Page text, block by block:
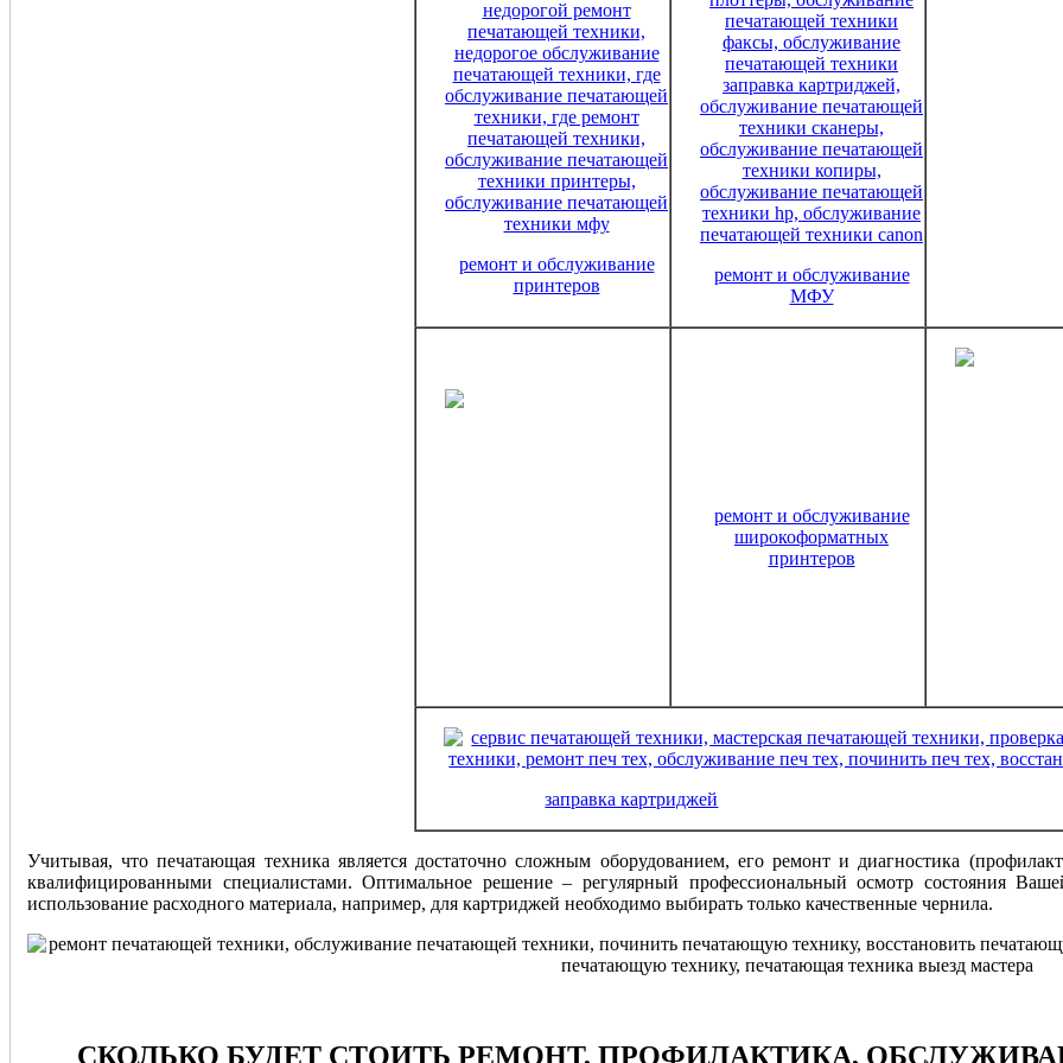
ремонт и обслуживание
принтеров
ремонт и обслуживание
МФУ
ремонт и обслуживание
широкоформатных
принтеров
заправка картриджей
Учитывая, что печатающая техника является достаточно сложным оборудованием, его ремонт и диагностика
квалифицированными специалистами. Оптимальное решение – регулярный профессиональный осмотр состояния
использование расходного материала, например, для картриджей необходимо выбирать только качественные чернила.
СКОЛЬКО БУДЕТ СТОИТЬ РЕМОНТ, ПРОФИЛАКТИКА,